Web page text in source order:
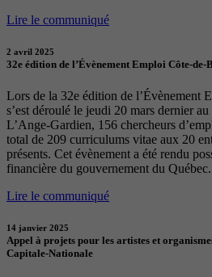
Lire le communiqué
2 avril 2025
32e édition de l’Évènement Emploi Côte-de-
Lors de la 32e édition de l’Évènement
s’est déroulé le jeudi 20 mars dernier
L’Ange-Gardien, 156 chercheurs
total de 209 curriculums vitae aux 20
présents. Cet évènement a été rendu
financière du gouvernement du Québec.
Lire le communiqué
14 janvier 2025
Appel à projets pour les artistes et
Capitale-Nationale